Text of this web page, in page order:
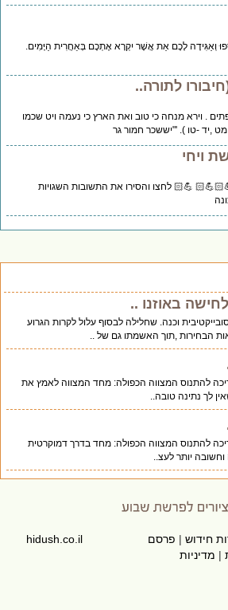
וְאַגִּידָה לָכֶם אֵת אֲשֶׁר יִקְרָא אֶתְכֶם בְּאַחֲרִית הַיָּמִים.
לתורה..
וירא מנחה כי טוב ואת הארץ כי נעמה ויט שכמו
-טו ). '"יששכר חמור גר
💪🏻 לחצו והסירו את התשובות השגויות
באוזנו ..
וכנה. שחלילה לבסוף עלול לקרות הגרוע
הבחירות ,תוך האשמתו גם של ..
להתנוס המצווה הכפולה: מחד המצווה לאמץ את
לך נתינה טובה..
להתנוס המצווה הכפולה: מחד בדרך דמוקרטית
יותר לעצ..
חידוש|פרסם
מדיניות
hidush.co.il